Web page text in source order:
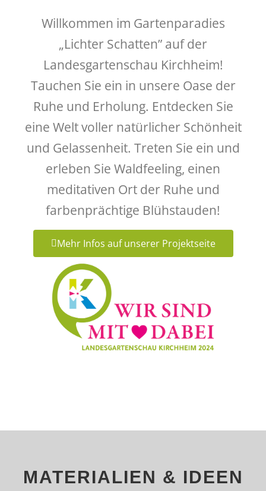
Willkommen im Gartenparadies
„Lichter Schatten” auf der
Landesgartenschau Kirchheim!
Tauchen Sie ein in unsere Oase der
Ruhe und Erholung. Entdecken Sie
eine Welt voller natürlicher Schönheit
und Gelassenheit. Treten Sie ein und
erleben Sie Waldfeeling, einen
meditativen Ort der Ruhe und
farbenprächtige Blühstauden!
Mehr Infos auf unserer Projektseite
MATERIALIEN & IDEEN